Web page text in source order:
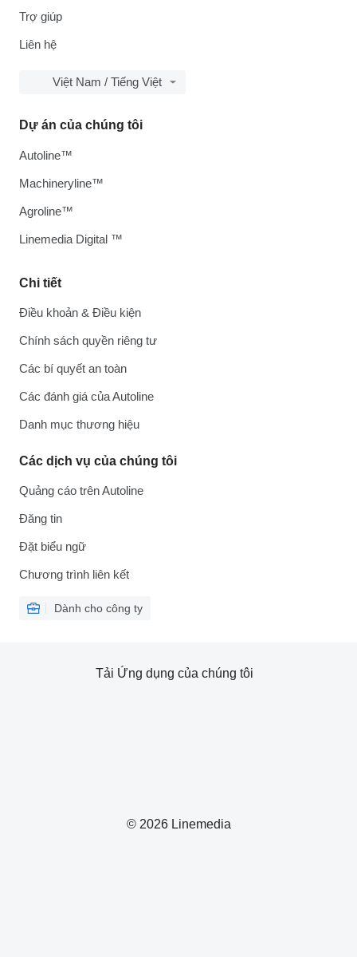
Trợ giúp
Liên hệ
Việt Nam / Tiếng Việt
Chi tiết
Điều khoản & Điều kiện
Chính sách quyền riêng tư
Các bí quyết an toàn
Các đánh giá của Autoline
Danh mục thương hiệu
Các dịch vụ của chúng tôi
Quảng cáo trên Autoline
Đăng tin
Đặt biểu ngữ
Chương trình liên kết
Dành cho công ty
Dự án của chúng tôi
Autoline™
Machineryline™
Agroline™
Linemedia Digital ™
© 2026 Linemedia
Tải Ứng dụng của chúng tôi